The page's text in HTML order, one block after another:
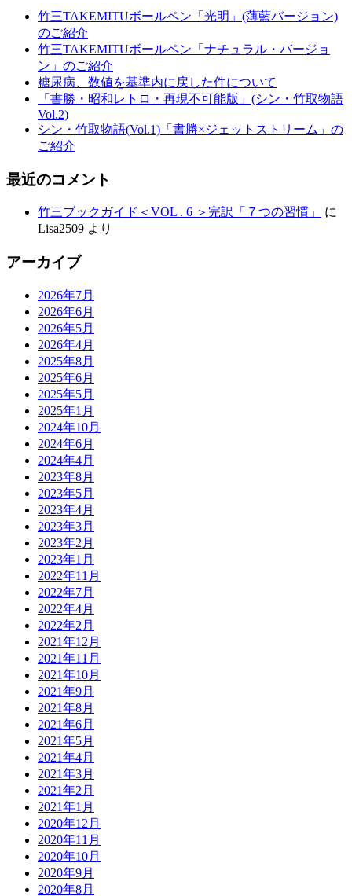
竹三TAKEMITUボールペン「光明」(薄藍バージョン)
のご紹介
竹三TAKEMITUボールペン「ナチュラル・バージョ
ン」のご紹介
糖尿病、数値を基準内に戻した件について
「書勝・昭和レトロ・再現不可能版」(シン・竹取物語
Vol.2)
シン・竹取物語(Vol.1)「書勝×ジェットストリーム」の
ご紹介
最近のコメント
竹三ブックガイド＜VOL . 6 ＞完訳「７つの習慣」
に
Lisa2509 より
アーカイブ
2026年7月
2026年6月
2026年5月
2026年4月
2025年8月
2025年6月
2025年5月
2025年1月
2024年10月
2024年6月
2024年4月
2023年8月
2023年5月
2023年4月
2023年3月
2023年2月
2023年1月
2022年11月
2022年7月
2022年4月
2022年2月
2021年12月
2021年11月
2021年10月
2021年9月
2021年8月
2021年6月
2021年5月
2021年4月
2021年3月
2021年2月
2021年1月
2020年12月
2020年11月
2020年10月
2020年9月
2020年8月